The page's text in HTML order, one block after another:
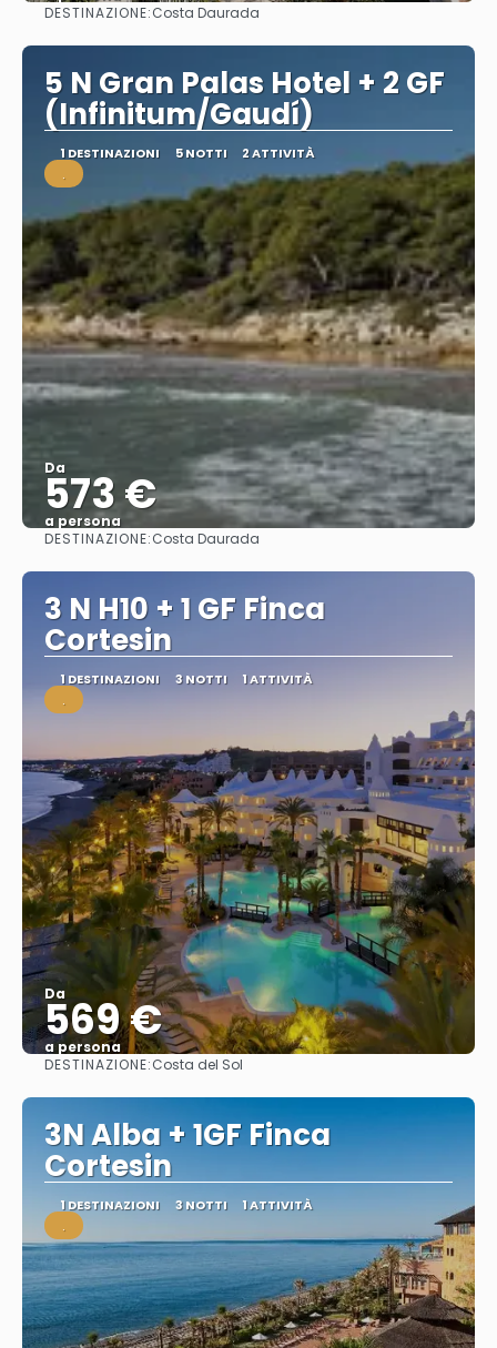
Vedere
DESTINAZIONE:Costa Daurada
5 N Gran Palas Hotel + 2 GF
(Infinitum/Gaudí)
1 DESTINAZIONI 5 NOTTI 2 ATTIVITÀ
.
Da
573 €
a persona
Vedere
DESTINAZIONE:Costa Daurada
3 N H10 + 1 GF Finca
Cortesin
1 DESTINAZIONI 3 NOTTI 1 ATTIVITÀ
.
Da
569 €
a persona
Vedere
DESTINAZIONE:Costa del Sol
3N Alba + 1GF Finca
Cortesin
1 DESTINAZIONI 3 NOTTI 1 ATTIVITÀ
.